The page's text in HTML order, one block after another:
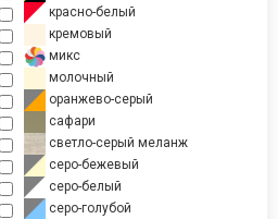
красно-белый
кремовый
микс
молочный
оранжево-серый
сафари
светло-серый меланж
серо-бежевый
серо-белый
серо-голубой